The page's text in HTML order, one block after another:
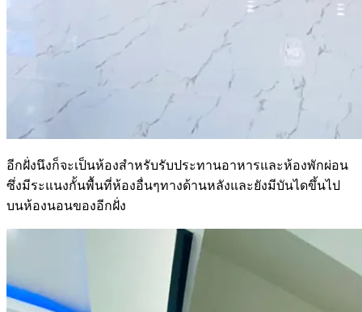
อีกฝั่งนึงก็จะเป็นห้องสำหรับรับประทานอาหารและห้องพักผ่อน
ซึ่งมีระแนงกั้นพื้นที่ห้องอื่นๆทางด้านหลังและยังมีบันไดขึ้นไป
บนห้องนอนของอีกฝั่ง